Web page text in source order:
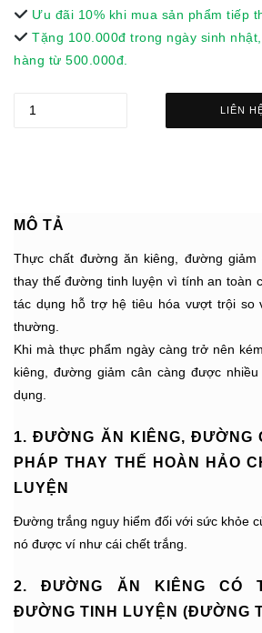
Ưu đãi 10% khi mua sản phẩm tiếp
Tặng 100.000đ trong ngày sinh
hàng từ 500.000đ.
LIÊN
MÔ TẢ
Thực chất đường ăn kiêng, đường
thay thế đường tinh luyện vì tính an toàn
tác dụng hỗ trợ hệ tiêu hóa vượt trội so
thường.
Khi mà thực phẩm ngày càng trở nên
kiêng, đường giảm cân càng được
dụng.
1. ĐƯỜNG ĂN KIÊNG, ĐƯỜNG
PHÁP THAY THẾ HOÀN HẢO
LUYỆN
Đường trắng nguy hiểm đối với sức khỏe
nó được ví như cái chết trắng.
2. ĐƯỜNG ĂN KIÊNG CÓ
ĐƯỜNG TINH LUYỆN (ĐƯỜNG